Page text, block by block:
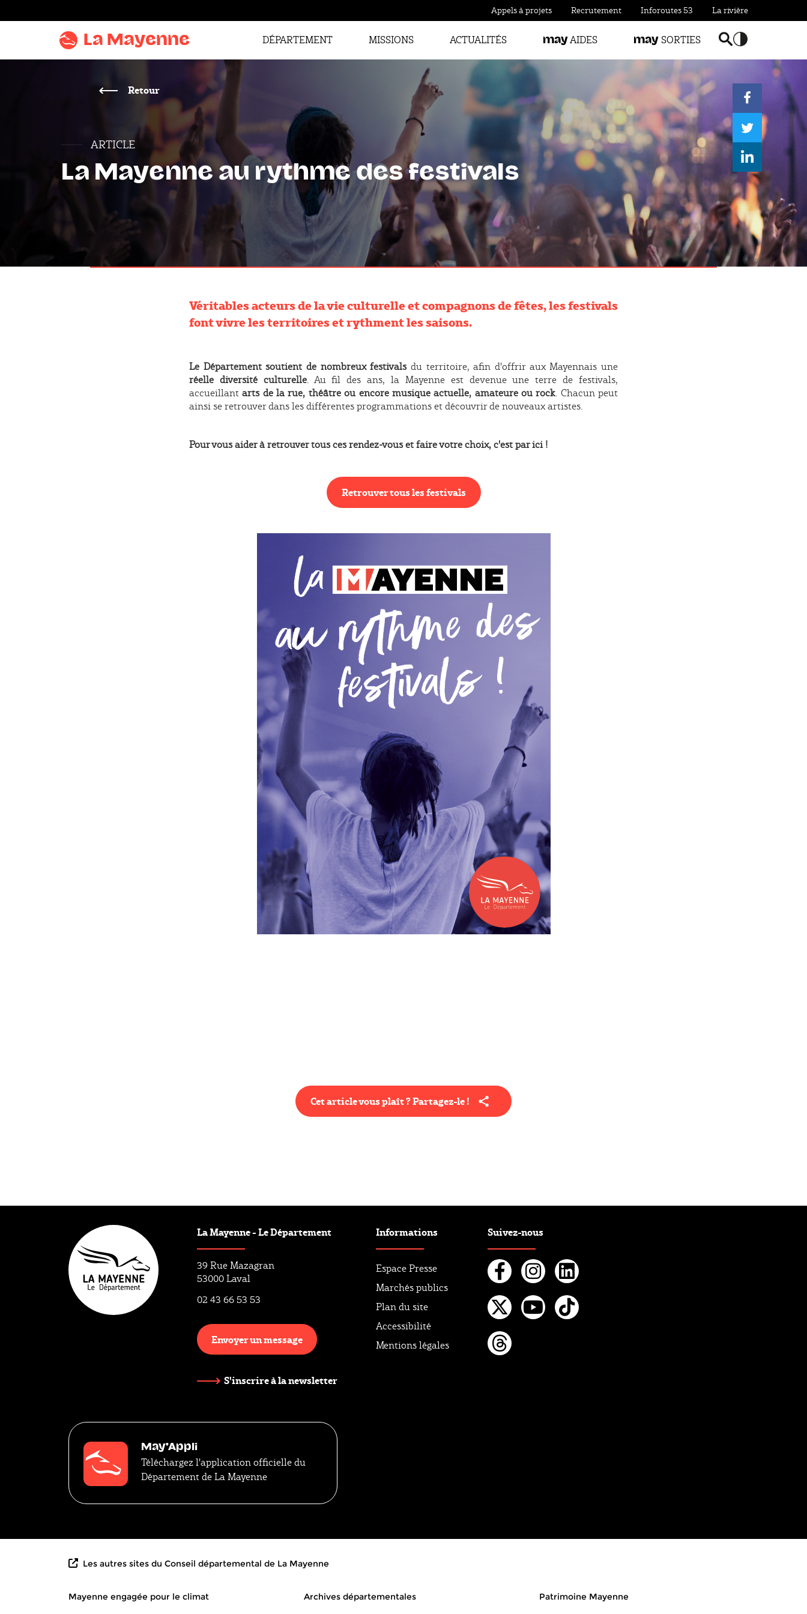
Accentuer
Appels à projets Recrutement Inforoutes 53 La rivière
La Mayenne DÉPARTEMENT MISSIONS ACTUALITÉS mayAIDES may SORTIES Basculer la
Accentuer le
Retour
ARTICLE
La Mayenne au rythme des festivals
Véritables acteurs de la vie culturelle et compagnons de fêtes, les festivals
font vivre les territoires et rythment les saisons.
Le Département soutient de nombreux festivalsdu territoire, afin d'offrir aux Mayennais une
réelle diversité culturelle. Au fil des ans, la Mayenne est devenue une terre de festivals,
accueillantarts de la rue, théâtre ou encore musique actuelle, amateure ou rock. Chacun peut
ainsi se retrouver dans les différentes programmations et découvrir de nouveaux artistes.
Pour vous aider à retrouver tous ces rendez-vous et faire votre choix, c'est par ici !
Retrouver tous les festivals
Cet article vous plaît ? Partagez-le !
La Mayenne - Le Département
39 Rue Mazagran
53000 Laval
02 43 66 53 53
Envoyer un message
S'inscrire à la newsletter
Informations
Espace Presse
Marchés publics
Plan du site
Accessibilité
Mentions légales
Suivez-nous
Facebook
Instagram
Linkedin
Twitter
May'Appli
Téléchargez l'application officielle du
Département de La Mayenne
Les autres sites du Conseil départemental de La Mayenne
Mayenne engagée pour le climat Archives départementales
Patrimoine Mayenne